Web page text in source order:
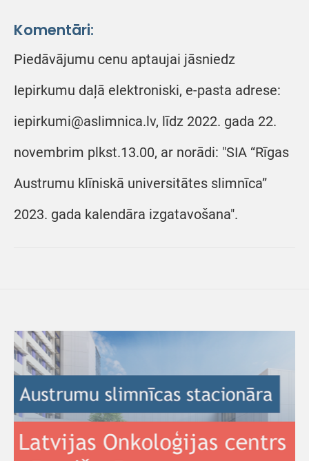
Komentāri:
Piedāvājumu cenu aptaujai jāsniedz
Iepirkumu daļā elektroniski, e-pasta adrese:
iepirkumi@aslimnica.lv, līdz 2022. gada 22.
novembrim plkst.13.00, ar norādi: "SIA “Rīgas
Austrumu klīniskā universitātes slimnīca”
2023. gada kalendāra izgatavošana".